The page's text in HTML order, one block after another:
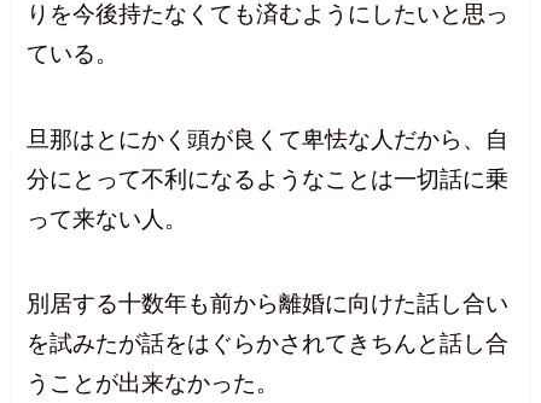
りを今後持たなくても済むようにしたいと思っ
ている。
旦那はとにかく頭が良くて卑怯な人だから、自
分にとって不利になるようなことは一切話に乗
って来ない人。
別居する十数年も前から離婚に向けた話し合い
を試みたが話をはぐらかされてきちんと話し合
うことが出来なかった。